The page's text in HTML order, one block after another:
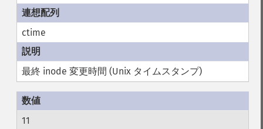
ctime
最終 inode 変更時間 (Unix タイムスタンプ)
11